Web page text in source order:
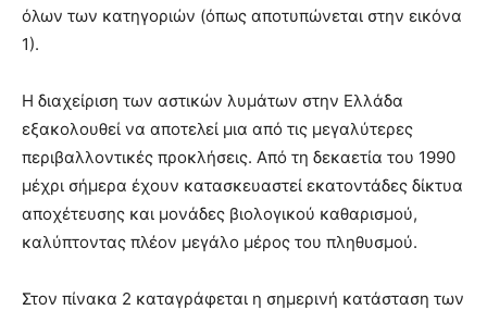
όλων των κατηγοριών (όπως αποτυπώνεται στην εικόνα
1).
Η διαχείριση των αστικών λυμάτων στην Ελλάδα
εξακολουθεί να αποτελεί μια από τις μεγαλύτερες
περιβαλλοντικές προκλήσεις. Από τη δεκαετία του 1990
μέχρι σήμερα έχουν κατασκευαστεί εκατοντάδες δίκτυα
αποχέτευσης και μονάδες βιολογικού καθαρισμού,
καλύπτοντας πλέον μεγάλο μέρος του πληθυσμού.
Στον πίνακα 2 καταγράφεται η σημερινή κατάσταση των